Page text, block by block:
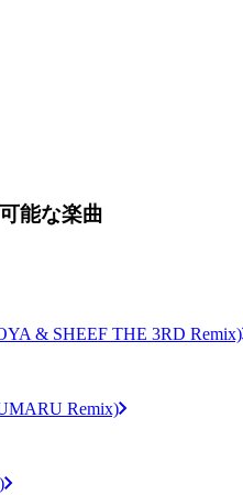
能な楽曲
& SHEEF THE 3RD Remix)
Remix)